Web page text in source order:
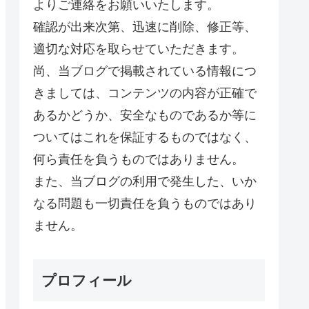
よりご連絡をお願いいたします。
確認が出来次第、迅速に削除、修正等、
適切な対応を取らせていただきます。
尚、当ブログで掲載されている情報につ
きましては、コンテンツの内容が正確で
あるかどうか、安全なものであるか等に
ついてはこれを保証するものではなく、
何ら責任を負うものではありません。
また、当ブログの利用で発生した、いか
なる問題も一切責任を負うものではあり
ません。
プロフィール